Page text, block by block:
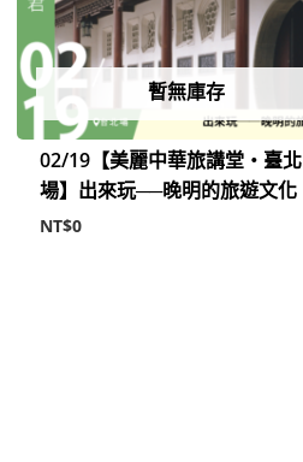
暫無庫存
02/19【美麗中華旅講堂‧臺北
場】出來玩──晚明的旅遊文化
NT$0